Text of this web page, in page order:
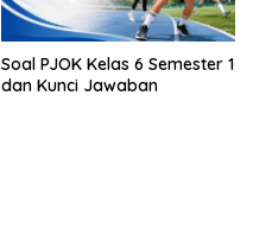
Soal PJOK Kelas 6 Semester 1
dan Kunci Jawaban